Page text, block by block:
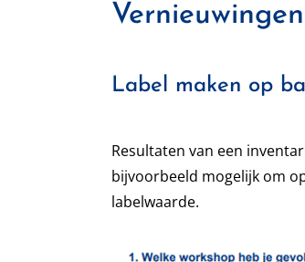
Label maken op
Resultaten van een
bijvoorbeeld mogelijk om
labelwaarde.